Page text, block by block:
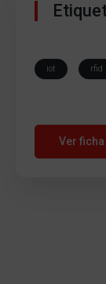
iot rfid
Ver